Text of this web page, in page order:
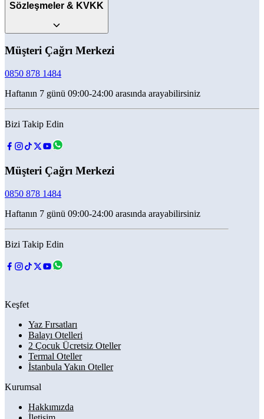
Sözleşmeler & KVKK
Müşteri Çağrı Merkezi
0850 878 1484
Haftanın 7 günü 09:00-24:00 arasında arayabilirsiniz
Bizi Takip Edin
Müşteri Çağrı Merkezi
0850 878 1484
Haftanın 7 günü 09:00-24:00 arasında arayabilirsiniz
Bizi Takip Edin
Keşfet
Yaz Fırsatları
Balayı Otelleri
2 Çocuk Ücretsiz Oteller
Termal Oteller
İstanbula Yakın Oteller
Kurumsal
Hakkımızda